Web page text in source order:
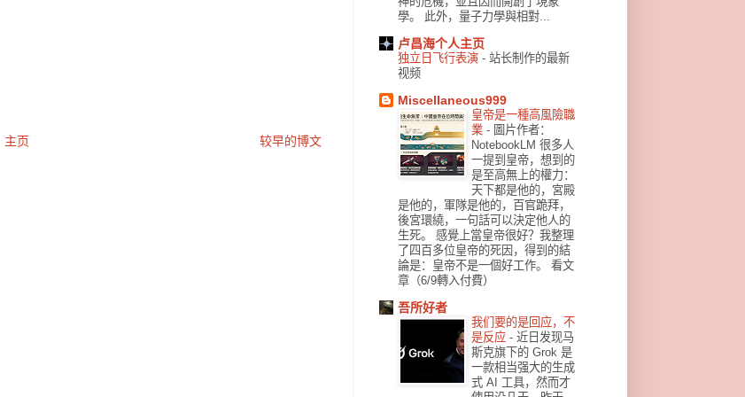
较早的博文
主页
學。 此外，量子力學與相對...
卢昌海个人主页
独立日飞行表演 - 站长制作的最新
视频
Miscellaneous999
皇帝是一種高風險職
業 - 圖片作者：
NotebookLM 很多人
一提到皇帝，想到的
是至高無上的權力：
天下都是他的，宮殿
是他的，軍隊是他的，百官跪拜，
後宮環繞，一句話可以決定他人的
生死。 感覺上當皇帝很好？我整理
了四百多位皇帝的死因，得到的結
論是：皇帝不是一個好工作。 看文
章（6/9轉入付費）
吾所好者
我们要的是回应，不
是反应 - 近日发现马
斯克旗下的 Grok 是
一款相当强大的生成
式 AI 工具，然而才